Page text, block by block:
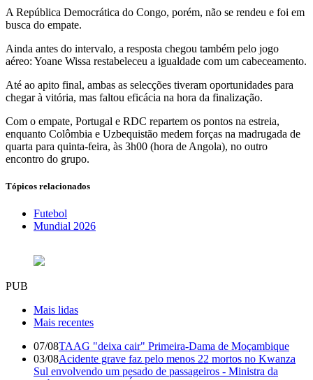
A República Democrática do Congo, porém, não se rendeu e foi em
busca do empate.
Ainda antes do intervalo, a resposta chegou também pelo jogo
aéreo: Yoane Wissa restabeleceu a igualdade com um cabeceamento.
Até ao apito final, ambas as selecções tiveram oportunidades para
chegar à vitória, mas faltou eficácia na hora da finalização.
Com o empate, Portugal e RDC repartem os pontos na estreia,
enquanto Colômbia e Uzbequistão medem forças na madrugada de
quarta para quinta-feira, às 3h00 (hora de Angola), no outro
encontro do grupo.
Tópicos relacionados
Futebol
Mundial 2026
PUB
Mais lidas
Mais recentes
07/08TAAG "deixa cair" Primeira-Dama de Moçambique
03/08Acidente grave faz pelo menos 22 mortos no Kwanza
Sul envolvendo um pesado de passageiros - Ministra da